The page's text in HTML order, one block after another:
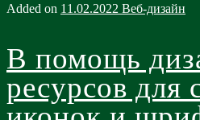
Added on 11.02.2022 Веб-дизайн
В помощь
ресурсов для